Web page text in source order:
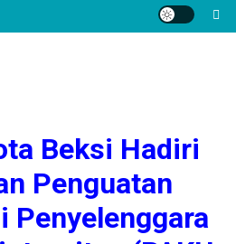
Beksi Hadiri
Penguatan
Penyelenggara